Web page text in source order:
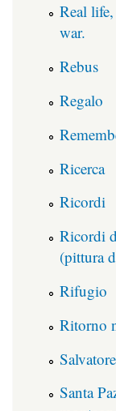
Real
war.
Rebus
Regalo
Ricerca
Ricordi
Ricordi
(pittura
Rifugio
Ritorno
Santa